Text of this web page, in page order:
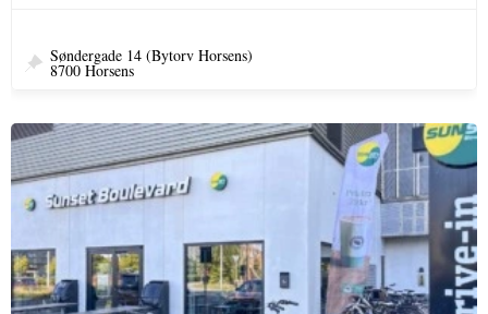
Søndergade 14 (Bytorv Horsens)
8700 Horsens